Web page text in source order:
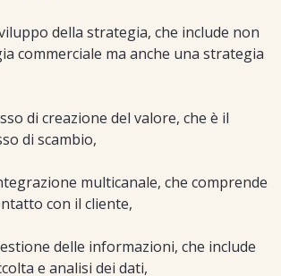
della strategia, che include non
commerciale ma anche una strategia
di creazione del valore, che è il
di scambio,
multicanale, che comprende
con il cliente,
delle informazioni, che include
e analisi dei dati,